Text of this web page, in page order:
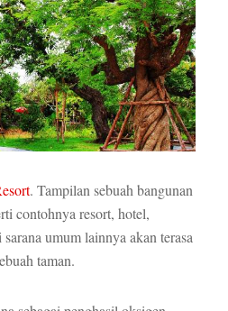
. Tampilan sebuah bangunan
contohnya resort, hotel,
umum lainnya akan terasa
taman.